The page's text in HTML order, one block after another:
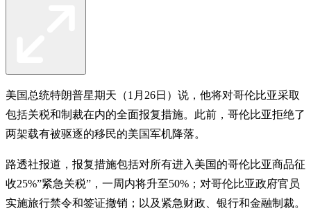
美国总统特朗普星期天（1月26日）说，他将对哥伦比亚采取
包括关税和制裁在内的全面报复措施。此前，哥伦比亚拒绝了
两架载有被驱逐的移民的美国军机降落。
路透社报道，报复措施包括对所有进入美国的哥伦比亚商品征
收25%”紧急关税”，一周内将升至50%；对哥伦比亚政府官员
实施旅行禁令和签证撤销；以及紧急财政、银行和金融制裁。